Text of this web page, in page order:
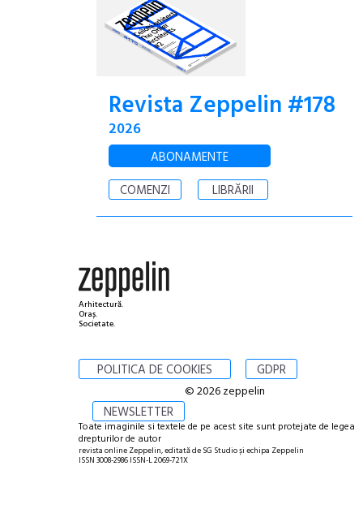
Revista Zeppelin #178
2026
ABONAMENTE
COMENZI
LIBRĂRII
Arhitectură.
Oraș.
Societate.
POLITICA DE COOKIES GDPR
NEWSLETTER
© 2026 zeppelin
Toate imaginile si textele de pe acest site sunt protejate de legea
drepturilor de autor
revista online Zeppelin, editată de SG Studio și echipa Zeppelin
ISSN 3008-2986 ISSN-L 2069-721X